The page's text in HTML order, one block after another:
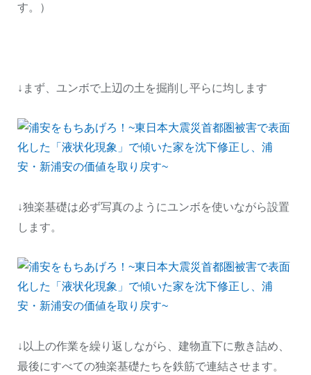
す。）
↓まず、ユンボで上辺の土を掘削し平らに均します
↓独楽基礎は必ず写真のようにユンボを使いながら設置
します。
↓以上の作業を繰り返しながら、建物直下に敷き詰め、
最後にすべての独楽基礎たちを鉄筋で連結させます。